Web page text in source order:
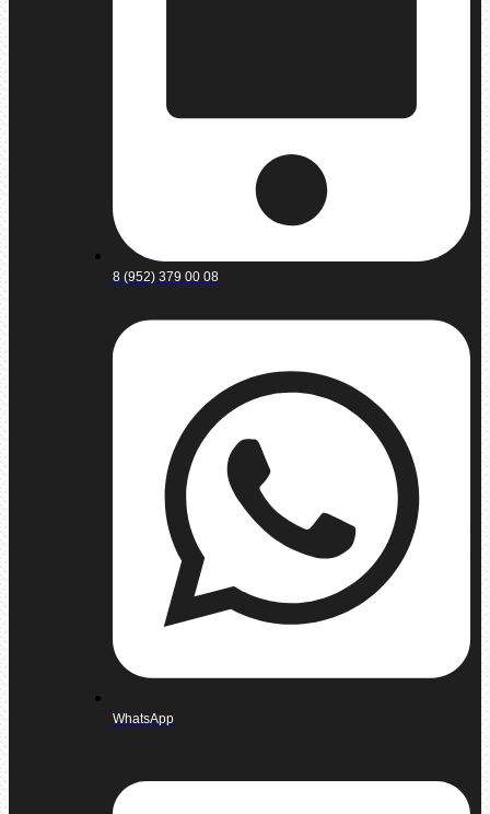
8 (952) 379 00 08
WhatsApp